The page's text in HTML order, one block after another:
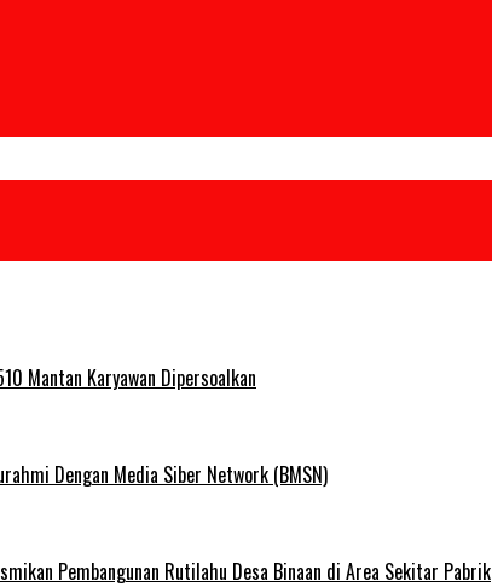
Mantan Karyawan Dipersoalkan
Dengan Media Siber Network (BMSN)
Pembangunan Rutilahu Desa Binaan di Area Sekitar Pabrik